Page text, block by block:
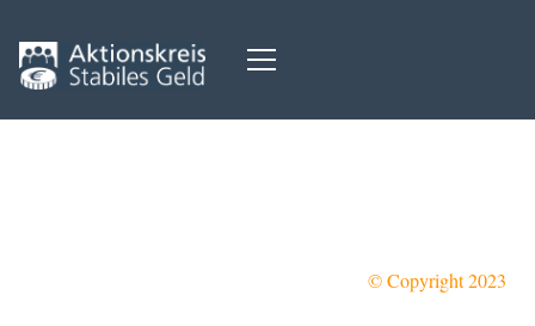
Impressum
Datenschutzerklärung
© Copyright 2023